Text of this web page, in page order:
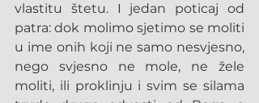
vlastitu štetu. I jedan poticaj od
patra: dok molimo sjetimo se moliti
u ime onih koji ne samo nesvjesno,
nego svjesno ne mole, ne žele
moliti, ili proklinju i svim se silama